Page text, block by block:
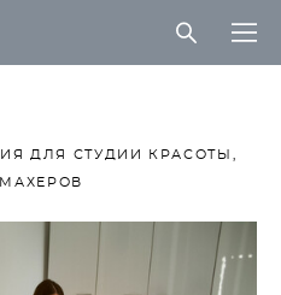
ДЛЯ СТУДИИ КРАСОТЫ,